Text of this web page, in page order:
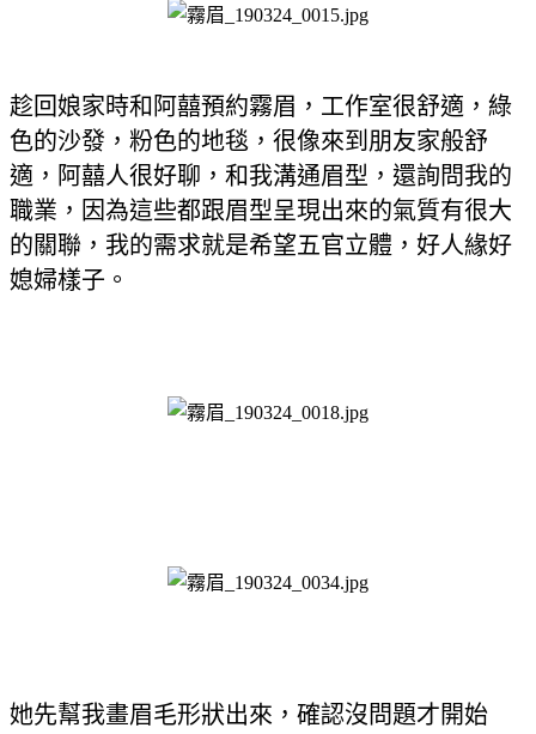
趁回娘家時和阿囍預約霧眉，工作室很舒適，綠
色的沙發，粉色的地毯，很像來到朋友家般舒
適，阿囍人很好聊，和我溝通眉型，還詢問我的
職業，因為這些都跟眉型呈現出來的氣質有很大
的關聯，我的需求就是希望五官立體，好人緣好
媳婦樣子。
她先幫我畫眉毛形狀出來，確認沒問題才開始